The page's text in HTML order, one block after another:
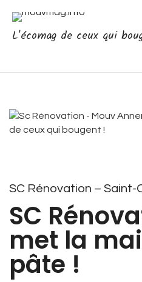
L'écomag de ceux qui
SC Rénovation – Saint-
SC
met la
pâte !